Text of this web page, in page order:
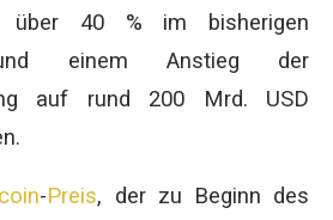
über 40 % im bisherigen
und einem Anstieg der
auf rund 200 Mrd. USD
-Preis, der zu Beginn des